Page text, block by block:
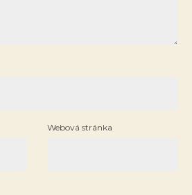
Webová stránka